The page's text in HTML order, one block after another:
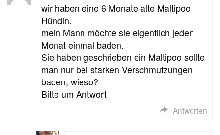
wir haben eine 6 Monate alte Maltipoo
Hündin.
mein Mann möchte sie eigentlich jeden
Monat einmal baden.
Sie haben geschrieben ein Maltipoo sollte
man nur bei starken Verschmutzungen
baden, wieso?
Bitte um Antwort
Antworten